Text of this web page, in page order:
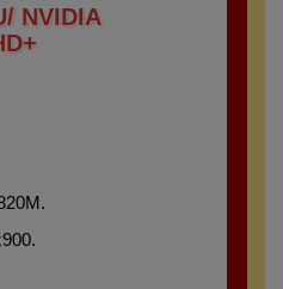
NVIDIA